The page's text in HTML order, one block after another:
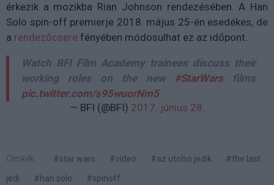
érkezik a mozikba Rian Johnson rendezésében. A Han
Solo spin-off premierje 2018. május 25-én esedékes, de
a rendezőcsere fényében módosulhat ez az időpont.
Watch BFI Film Academy trainees discuss their
working roles on the new #StarWarsfilms
pic.twitter.com/s95wuorNm5
— BFI (@BFI) 2017. június 28.
Címkék: #star wars #videó #az utolsó jedik
#the last
jedi
#han solo #spinoff